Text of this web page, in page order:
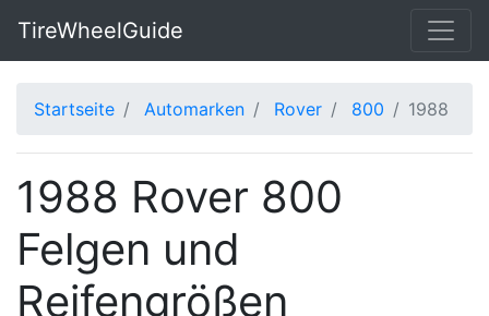
TireWheelGuide
Startseite Automarken Rover 800 1988
1988 Rover 800
Felgen und
Reifengrößen